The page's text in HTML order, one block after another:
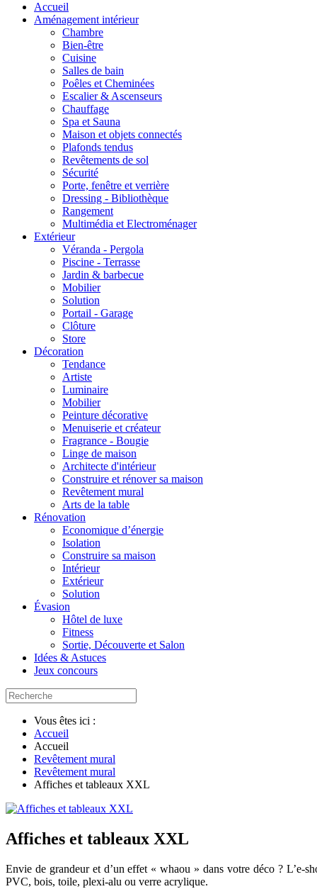
Accueil
Aménagement intérieur
Chambre
Bien-être
Cuisine
Salles de bain
Poêles et Cheminées
Escalier & Ascenseurs
Chauffage
Spa et Sauna
Maison et objets connectés
Plafonds tendus
Revêtements de sol
Sécurité
Porte, fenêtre et verrière
Dressing - Bibliothèque
Rangement
Multimédia et Electroménager
Extérieur
Véranda - Pergola
Piscine - Terrasse
Jardin & barbecue
Mobilier
Solution
Portail - Garage
Clôture
Store
Décoration
Tendance
Artiste
Luminaire
Mobilier
Peinture décorative
Menuiserie et créateur
Fragrance - Bougie
Linge de maison
Architecte d'intérieur
Construire et rénover sa maison
Revêtement mural
Arts de la table
Rénovation
Economique d’énergie
Isolation
Construire sa maison
Intérieur
Extérieur
Solution
Évasion
Hôtel de luxe
Fitness
Sortie, Découverte et Salon
Idées & Astuces
Jeux concours
Vous êtes ici :
Accueil
Accueil
Revêtement mural
Revêtement mural
Affiches et tableaux XXL
Affiches et tableaux XXL
Envie de grandeur et d’un effet « whaou » dans votre déco ? L’e-
PVC, bois, toile, plexi-alu ou verre acrylique.